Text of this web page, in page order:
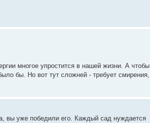
многое упростится в нашей жизни. А чтобы
бы. Но вот тут сложней - требует смирения,
вы уже победили его. Каждый сад нуждается